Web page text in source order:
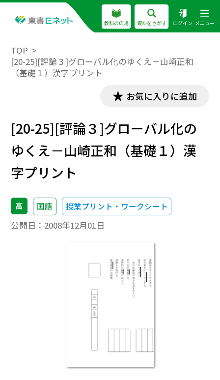
教科の広場 資料をさがす ログイン メニュー
TOP
[20-25][評論３]グローバル化のゆくえ－山崎正和
（基礎１）漢字プリント
お気に入りに追加
[20-25][評論３]グローバル化の
ゆくえ－山崎正和（基礎１）漢
字プリント
高 国語 授業プリント・ワークシート
公開日： 2008年12月01日